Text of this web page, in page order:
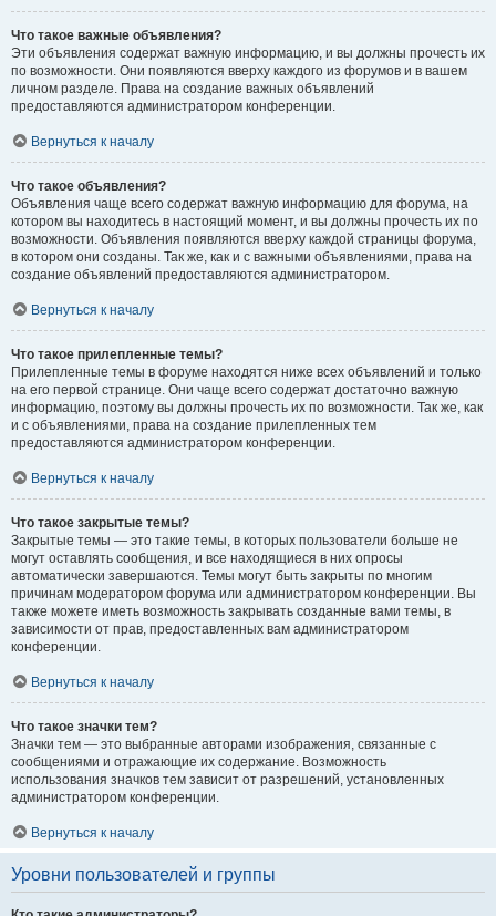
Что такое важные объявления?
Эти объявления содержат важную информацию, и вы должны прочесть их
по возможности. Они появляются вверху каждого из форумов и в вашем
личном разделе. Права на создание важных объявлений
предоставляются администратором конференции.
Вернуться к началу
Что такое объявления?
Объявления чаще всего содержат важную информацию для форума, на
котором вы находитесь в настоящий момент, и вы должны прочесть их по
возможности. Объявления появляются вверху каждой страницы форума,
в котором они созданы. Так же, как и с важными объявлениями, права на
создание объявлений предоставляются администратором.
Вернуться к началу
Что такое прилепленные темы?
Прилепленные темы в форуме находятся ниже всех объявлений и только
на его первой странице. Они чаще всего содержат достаточно важную
информацию, поэтому вы должны прочесть их по возможности. Так же, как
и с объявлениями, права на создание прилепленных тем
предоставляются администратором конференции.
Вернуться к началу
Что такое закрытые темы?
Закрытые темы — это такие темы, в которых пользователи больше не
могут оставлять сообщения, и все находящиеся в них опросы
автоматически завершаются. Темы могут быть закрыты по многим
причинам модератором форума или администратором конференции. Вы
также можете иметь возможность закрывать созданные вами темы, в
зависимости от прав, предоставленных вам администратором
конференции.
Вернуться к началу
Что такое значки тем?
Значки тем — это выбранные авторами изображения, связанные с
сообщениями и отражающие их содержание. Возможность
использования значков тем зависит от разрешений, установленных
администратором конференции.
Вернуться к началу
Уровни пользователей и группы